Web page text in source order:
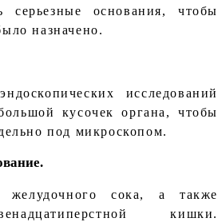
основания, чтобы
назначено.
исследований
кусочек органа, чтобы
под микроскопом.
желудочного сока, а также
кишки.